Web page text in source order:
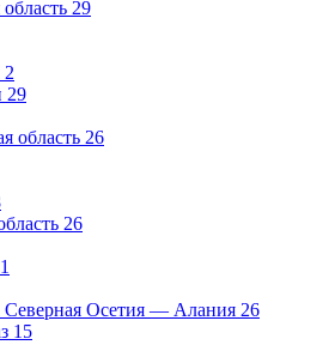
29
2
29
область 26
26
1
Северная Осетия — Алания 26
15